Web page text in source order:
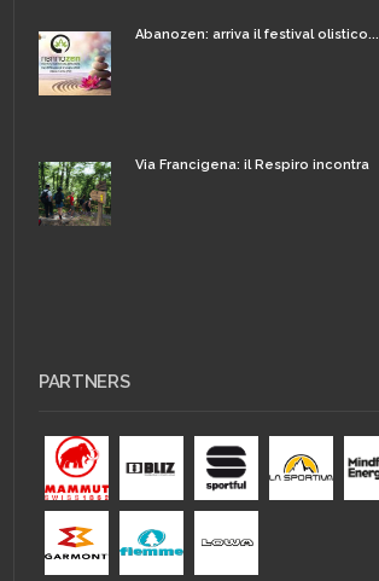
Abanozen: arriva il festival olistico...
Via Francigena: il Respiro incontra
PARTNERS